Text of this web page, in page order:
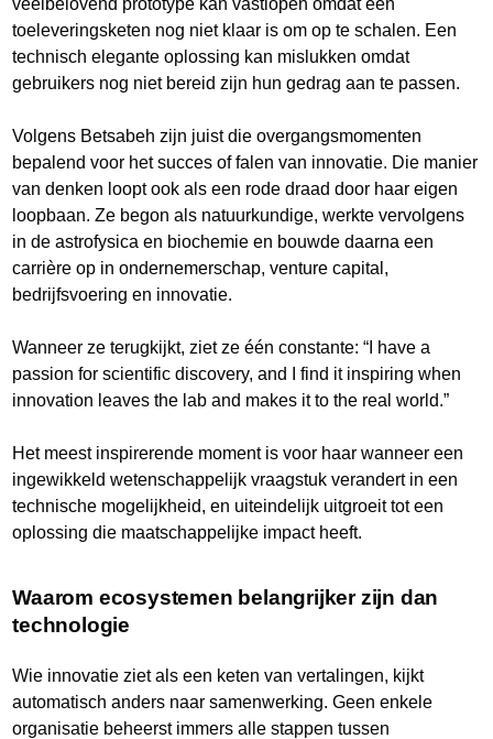
toeleveringsketen nog niet klaar is om op te schalen. Een
technisch elegante oplossing kan mislukken omdat
gebruikers nog niet bereid zijn hun gedrag aan te passen.
Volgens Betsabeh zijn juist die overgangsmomenten
bepalend voor het succes of falen van innovatie. Die manier
van denken loopt ook als een rode draad door haar eigen
loopbaan. Ze begon als natuurkundige, werkte vervolgens
in de astrofysica en biochemie en bouwde daarna een
carrière op in ondernemerschap, venture capital,
bedrijfsvoering en innovatie.
Wanneer ze terugkijkt, ziet ze één constante: “I have a
passion for scientific discovery, and I find it inspiring when
innovation leaves the lab and makes it to the real world.”
Het meest inspirerende moment is voor haar wanneer een
ingewikkeld wetenschappelijk vraagstuk verandert in een
technische mogelijkheid, en uiteindelijk uitgroeit tot een
oplossing die maatschappelijke impact heeft.
Waarom ecosystemen belangrijker zijn dan
technologie
Wie innovatie ziet als een keten van vertalingen, kijkt
automatisch anders naar samenwerking. Geen enkele
organisatie beheerst immers alle stappen tussen